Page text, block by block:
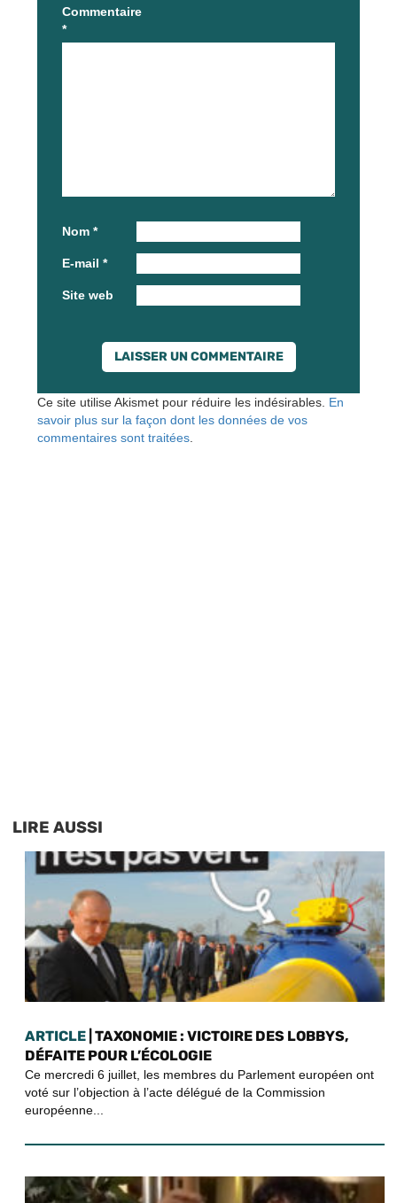
Commentaire
*
Nom *
E-mail *
Site web
Ce site utilise Akismet pour réduire les indésirables. En
savoir plus sur la façon dont les données de vos
commentaires sont traitées
LIRE AUSSI
ARTICLE | TAXONOMIE : VICTOIRE DES LOBBYS,
DÉFAITE POUR L’ÉCOLOGIE
Ce mercredi 6 juillet, les membres du Parlement européen ont
voté sur l’objection à l’acte délégué de la Commission
européenne...